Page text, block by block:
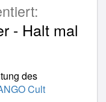
- Halt mal
des
Cult